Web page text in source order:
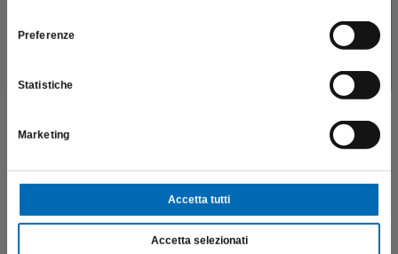
Preferenze
Statistiche
Marketing
Accetta tutti
Accetta selezionati
Punte soniche e punte ultrasoniche Strumenti endodontici
Frese diamantate Kit Frese in carburo di tungsteno
Bioceramico